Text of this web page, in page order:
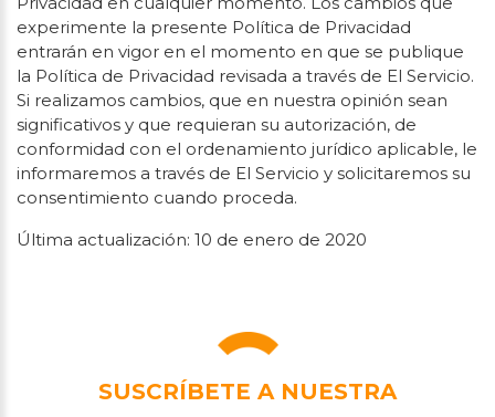
experimente la presente Política de Privacidad
entrarán en vigor en el momento en que se publique
la Política de Privacidad revisada a través de El Servicio.
Si realizamos cambios, que en nuestra opinión sean
significativos y que requieran su autorización, de
conformidad con el ordenamiento jurídico aplicable, le
informaremos a través de El Servicio y solicitaremos su
consentimiento cuando proceda.
Última actualización: 10 de enero de 2020
SUSCRÍBETE A NUESTRA